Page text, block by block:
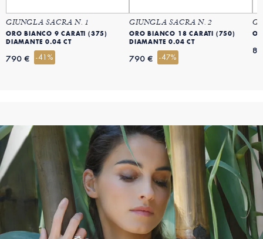
GIUNGLA SACRA N. 1
ORO BIANCO 9 CARATI (375)
DIAMANTE 0.04 CT
790 € -41%
GIUNGLA SACRA N. 2
ORO BIANCO 18 CARATI (750)
DIAMANTE 0.04 CT
790 € -47%